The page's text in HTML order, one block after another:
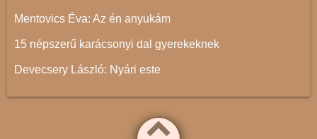
Mentovics Éva: Az én anyukám
15 népszerű karácsonyi dal gyerekeknek
Devecsery László: Nyári este